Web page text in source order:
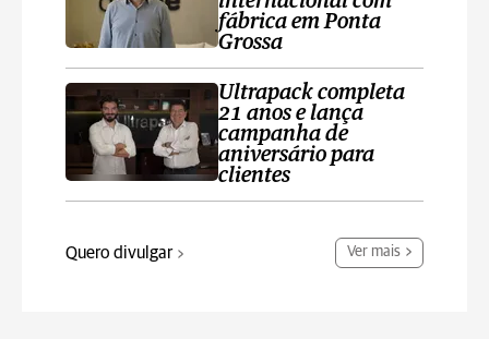
fábrica em Ponta
Grossa
Ultrapack completa
21 anos e lança
campanha de
aniversário para
clientes
Quero divulgar Ver mais